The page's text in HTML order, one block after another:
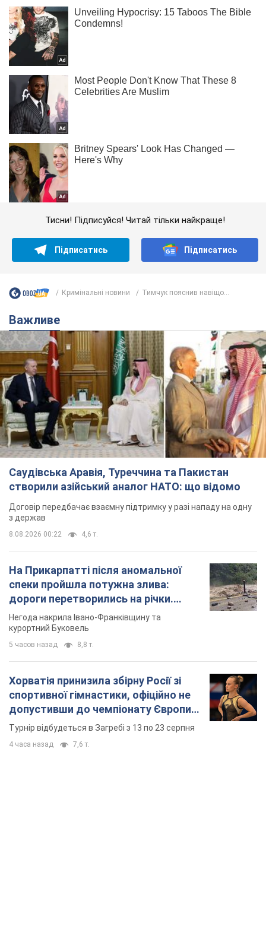
Тисни! Підписуйся! Читай тільки найкраще!
Підписатись Підписатись
Кримінальні новини Тимчук пояснив навіщо...
Важливе
Саудівська Аравія, Туреччина та Пакистан
створили азійський аналог НАТО: що відомо
Договір передбачає взаємну підтримку у разі нападу на одну
з держав
8.08.2026 00:22 4,6 т.
На Прикарпатті після аномальної
спеки пройшла потужна злива:
дороги перетворились на річки.
Відео
Негода накрила Івано-Франківщину та
курортний Буковель
5 часов назад 8,8 т.
Хорватія принизила збірну Росії зі
спортивної гімнастики, офіційно не
допустивши до чемпіонату Європи
основних спортсменів
Турнір відбудеться в Загребі з 13 по 23 серпня
4 часа назад 7,6 т.